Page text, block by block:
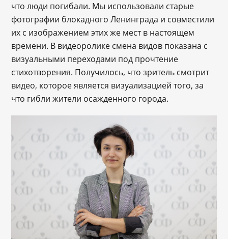
что люди погибали. Мы использовали старые
фотографии блокадного Ленинграда и совместили
их с изображением этих же мест в настоящем
времени. В видеоролике смена видов показана с
визуальными переходами под прочтение
стихотворения. Получилось, что зритель смотрит
видео, которое является визуализацией того, за
что гибли жители осажденного города.